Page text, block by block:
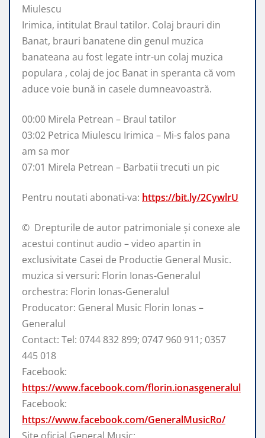
Miulescu
Irimica, intitulat Braul tatilor. Colaj brauri din
Banat, brauri banatene din genul muzica
banateana au fost legate intr-un colaj muzica
populara , colaj de joc Banat in speranta că vom
aduce voie bună in casele dumneavoastră.
00:00 Mirela Petrean – Braul tatilor
03:02 Petrica Miulescu Irimica – Mi-s falos pana
am sa mor
07:01 Mirela Petrean – Barbatii trecuti un pic
Pentru noutati abonati-va: https://bit.ly/2CywlrU
© ️ Drepturile de autor patrimoniale și conexe ale
acestui continut audio – video apartin in
exclusivitate Casei de Productie General Music.
muzica si versuri: Florin Ionas-Generalul
orchestra: Florin Ionas-Generalul
Producator: General Music Florin Ionas –
Generalul
Contact: Tel: 0744 832 899; 0747 960 911; 0357
445 018
Facebook:
https://www.facebook.com/florin.ionasgeneralul
Facebook:
https://www.facebook.com/GeneralMusicRo/
Site oficial General Music: